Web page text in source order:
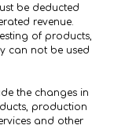
be deducted
revenue.
of products,
can not be used
the changes in
production
and other